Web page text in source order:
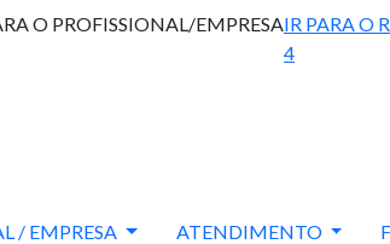
O PROFISSIONAL/EMPRESAIR PARA O
4
/ EMPRESA ATENDIMENTO